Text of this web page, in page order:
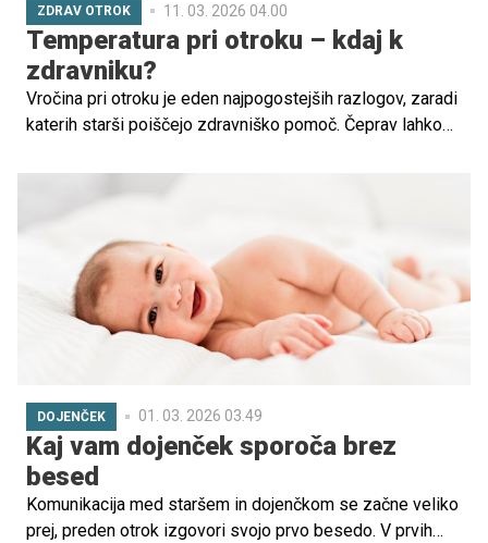
ZDRAV OTROK 11. 03. 2026 04.00
Temperatura pri otroku – kdaj k
zdravniku?
Vročina pri otroku je eden najpogostejših razlogov, zaradi
katerih starši poiščejo zdravniško pomoč. Čeprav lahko
primerov normalen obrambni odziv telesa na okužbo,
najpogosteje virusno. Pomembno pa je vedeti, kdaj je
zdravnika. Preverite.
DOJENČEK 01. 03. 2026 03.49
Kaj vam dojenček sporoča brez
besed
Komunikacija med staršem in dojenčkom se začne veliko
prej, preden otrok izgovori svojo prvo besedo. V prvih